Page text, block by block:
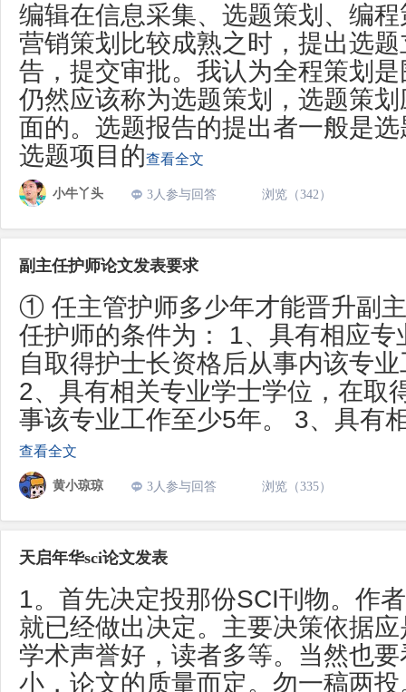
编辑在信息采集、选题策划、编
营销策划比较成熟之时，提出选
告，提交审批。我认为全程策划
仍然应该称为选题策划，选题策
面的。选题报告的提出者一般是
选题项目的查看全文
小牛丫头 3人参与回答 浏览（342）
副主任护师论文发表要求
① 任主管护师多少年才能晋升副
任护师的条件为： 1、具有相应专
自取得护士长资格后从事内该专
2、具有相关专业学士学位，在取
事该专业工作至少5年。 3、具有
查看全文
黄小琼琼 3人参与回答 浏览（335）
天启年华sci论文发表
1。首先决定投那份SCI刊物。作
就已经做出决定。主要决策依据
学术声誉好，读者多等。当然也
小，论文的质量而定。勿一稿两